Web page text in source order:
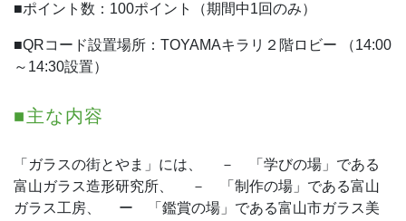
■ポイント数：100ポイント（期間中1回のみ）
■QRコード設置場所：TOYAMAキラリ２階ロビー （14:00
～14:30設置）
■主な内容
「ガラスの街とやま」には、
－ 「学びの場」である
富山ガラス造形研究所、
－ 「制作の場」である富山
ガラス工房、
ー 「鑑賞の場」である富山市ガラス美